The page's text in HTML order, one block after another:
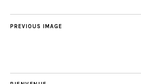
PREVIOUS IMAGE